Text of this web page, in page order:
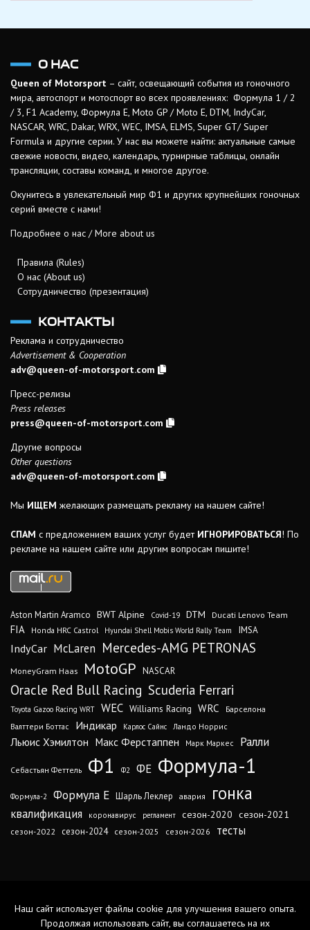
О НАС
Queen of Motorsport – сайт, освещающий события из гоночного
мира, автоспорт и мотоспорт во всех проявлениях: Формула 1 / 2
/ 3, F1 Academy, Формула Е, Moto GP / Moto E, DTM, IndyCar,
NASCAR, WRC, Dakar, WRX, WEC, IMSA, ELMS, Super GT/ Super
Formula и другие серии. У нас вы можете найти: актуальные самые
свежие новости, видео, календарь, турнирные таблицы, онлайн
трансляции, составы команд, и многое другое.
Окунитесь в увлекательный мир Ф1 и других крупнейших гоночных
серий вместе с нами!
Подробнее о нас / More about us
Правила (Rules)
О нас (About us)
Сотрудничество (презентация)
КОНТАКТЫ
Реклама и сотрудничество
Advertisement & Cooperation
adv@queen-of-motorsport.com
Пресс-релизы
Press releases
press@queen-of-motorsport.com
Другие вопросы
Other questions
adv@queen-of-motorsport.com
Мы ИЩЕМ желающих размещать рекламу на нашем сайте!
СПАМ с предложением ваших услуг будет ИГНОРИРОВАТЬСЯ! По
рекламе на нашем сайте или другим вопросам пишите!
Aston Martin Aramco BWT Alpine Covid-19 DTM Ducati Lenovo Team
FIA Honda HRC Castrol Hyundai Shell Mobis World Rally Team IMSA
IndyCar McLaren Mercedes-AMG PETRONAS
MoneyGram Haas MotoGP NASCAR
Oracle Red Bull Racing Scuderia Ferrari
Toyota Gazoo Racing WRT WEC Williams Racing WRC
Барселона
Валттери Боттас
Индикар Карлос Сайнс Ландо Норрис
Льюис Хэмилтон Макс Ферстаппен Марк Маркес Ралли
Себастьян Феттель Ф1 Ф2 ФЕ Формула-1
Формула-2 Формула Е Шарль Леклер авария гонка
квалификация коронавирус регламент сезон-2020 сезон-2021
сезон-2022 сезон-2024 сезон-2025 сезон-2026 тесты
Наш сайт использует файлы cookie для улучшения вашего опыта.
Продолжая использовать сайт, вы соглашаетесь на их